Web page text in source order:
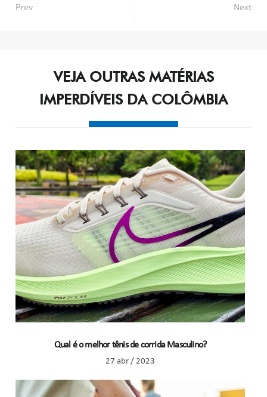
Navegação
Prev Next
VEJA OUTRAS MATÉRIAS
IMPERDÍVEIS DA COLÔMBIA
Qual é o melhor tênis de corrida Masculino?
27 abr / 2023